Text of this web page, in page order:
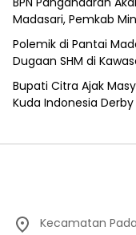
Madasari, Pemkab
Polemik di Pantai
Dugaan SHM di
Bupati Citra Ajak
Kuda Indonesia
Kecamatan